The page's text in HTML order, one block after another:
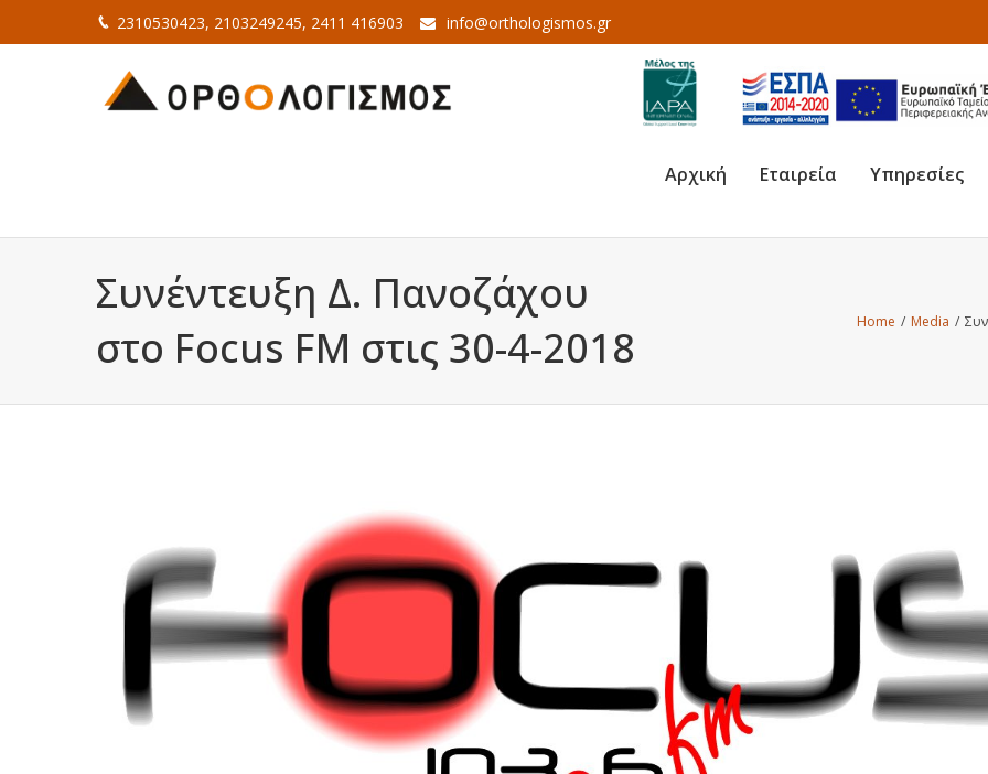
2310530423, 2103249245, 2411 416903 info@orthologismos.gr
Αρχική Εταιρεία Υπηρεσίες
Συνέντευξη Δ. Πανοζάχου
στο Focus FM στις 30-4-2018
Home / Media /